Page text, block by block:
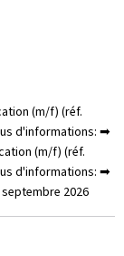
(m/f) (réf.
d'informations: ➡
(m/f) (réf.
d'informations: ➡
2026